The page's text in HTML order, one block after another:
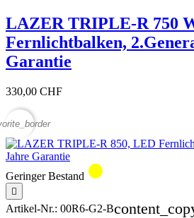
LAZER TRIPLE-R 750
Fernlichtbalken,
Garantie
330,00 CHF
Geringer Bestand circle

Artikel-Nr.: 00R6-G2-B